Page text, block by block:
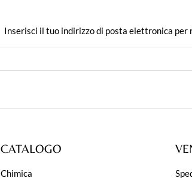
Inserisci il tuo indirizzo di posta elettronica per
CATALOGO
Chimica